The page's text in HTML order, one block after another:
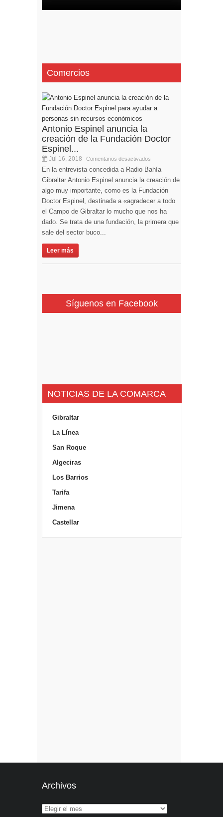
Comercios
Antonio Espinel anuncia la
creación de la Fundación Doctor
Espinel...
Jul 16, 2018 Comentarios desactivados
En la entrevista concedida a Radio Bahía
Gibraltar Antonio Espinel anuncia la creación de
algo muy importante, como es la Fundación
Doctor Espinel, destinada a «agradecer a todo
el Campo de Gibraltar lo mucho que nos ha
dado. Se trata de una fundación, la primera que
sale del sector buco...
Leer más
Síguenos en Facebook
NOTICIAS DE LA COMARCA
Gibraltar
La Línea
San Roque
Algeciras
Los Barrios
Tarifa
Jimena
Castellar
Archivos